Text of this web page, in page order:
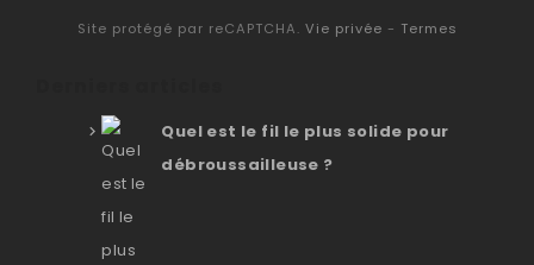
Site protégé par reCAPTCHA. Vie privée - Termes
Quel est le fil le plus solide pour
débroussailleuse ?